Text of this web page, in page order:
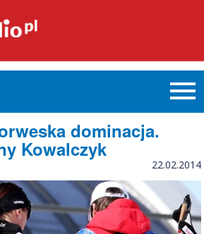
dominacja.
Kowalczyk
22.02.2014